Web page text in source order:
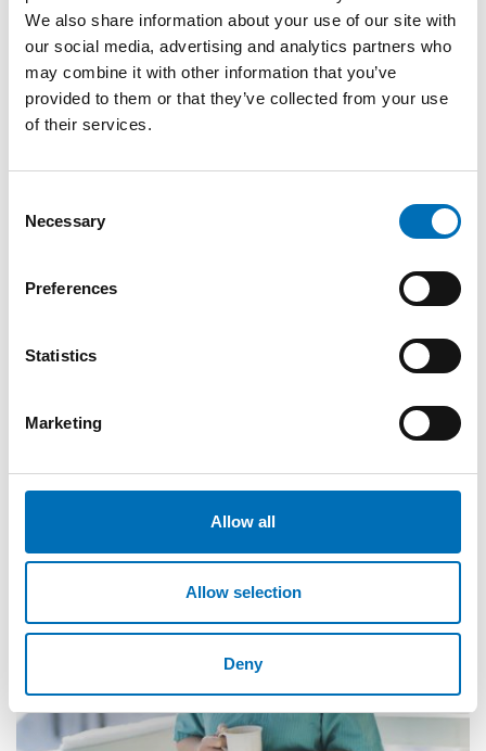
We also share information about your use of our site with
our social media, advertising and analytics partners who
may combine it with other information that you’ve
provided to them or that they’ve collected from your use
of their services.
Selection
Necessary
Preferences
Statistics
Marketing
Allow all
Allow selection
Deny
WELFARE POLICY
Debatt: Brist på arbetskraft är ett hot mot den
nordiska välfärdsmodellen
Medicin 21 april 2021 [...]